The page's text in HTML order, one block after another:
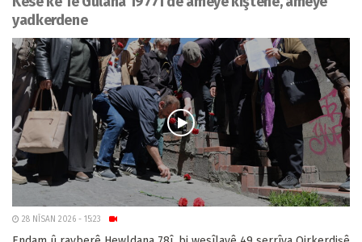
yadkerdene
28 NÎSAN 2026 - 15:23